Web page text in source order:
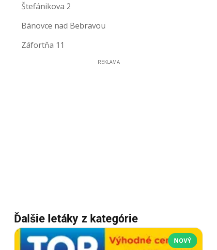
Štefánikova 2
Bánovce nad Bebravou
Záfortňa 11
REKLAMA
Ďalšie letáky z kategórie
NOVÝ